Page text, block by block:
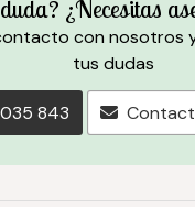
¿Necesitas
con nosotros
tus dudas
843